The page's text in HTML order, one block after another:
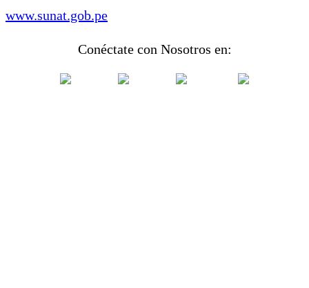
www.sunat.gob.pe
Conéctate con Nosotros en: